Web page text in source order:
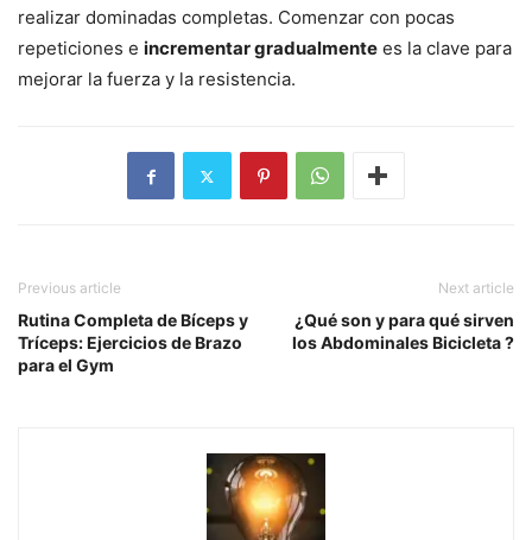
realizar dominadas completas. Comenzar con pocas
repeticiones e incrementar gradualmente es la clave para
mejorar la fuerza y la resistencia.
Previous article
Rutina Completa de Bíceps y
Tríceps: Ejercicios de Brazo
para el Gym
Next article
¿Qué son y para qué sirven
los Abdominales Bicicleta ?